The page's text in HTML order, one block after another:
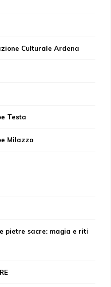
Culturale Ardena
Testa
Milazzo
pietre sacre: magia e riti